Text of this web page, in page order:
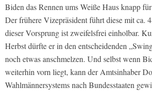
Biden das Rennen ums Weiße Haus knapp
Der frühere Vizepräsident führt diese mit ca.
dieser Vorsprung ist zweifelsfrei einholbar.
Herbst dürfte er in den entscheidenden
noch etwas anschmelzen. Und selbst wenn
weiterhin vorn liegt, kann der Amtsinhaber
Wahlmännersystems nach Bundesstaaten